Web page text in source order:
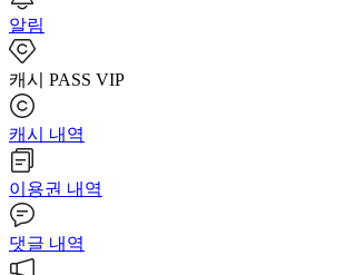
알림
캐시 PASS VIP
캐시 내역
이용권 내역
댓글 내역